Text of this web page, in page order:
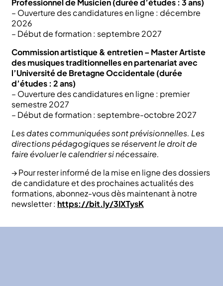
Professionnel de Musicien (durée d’études : 3 ans)
– Ouverture des candidatures en ligne : décembre
2026
– Début de formation : septembre 2027
Commission artistique & entretien – Master Artiste
des musiques traditionnelles en partenariat avec
l’Université de Bretagne Occidentale (durée
d’études : 2 ans)
– Ouverture des candidatures en ligne : premier
semestre 2027
– Début de formation : septembre-octobre 2027
Les dates communiquées sont prévisionnelles. Les
directions pédagogiques se réservent le droit de
faire évoluer le calendrier si nécessaire.
→ Pour rester informé de la mise en ligne des dossiers
de candidature et des prochaines actualités des
formations, abonnez-vous dès maintenant à notre
newsletter : https://bit.ly/3IXTysK